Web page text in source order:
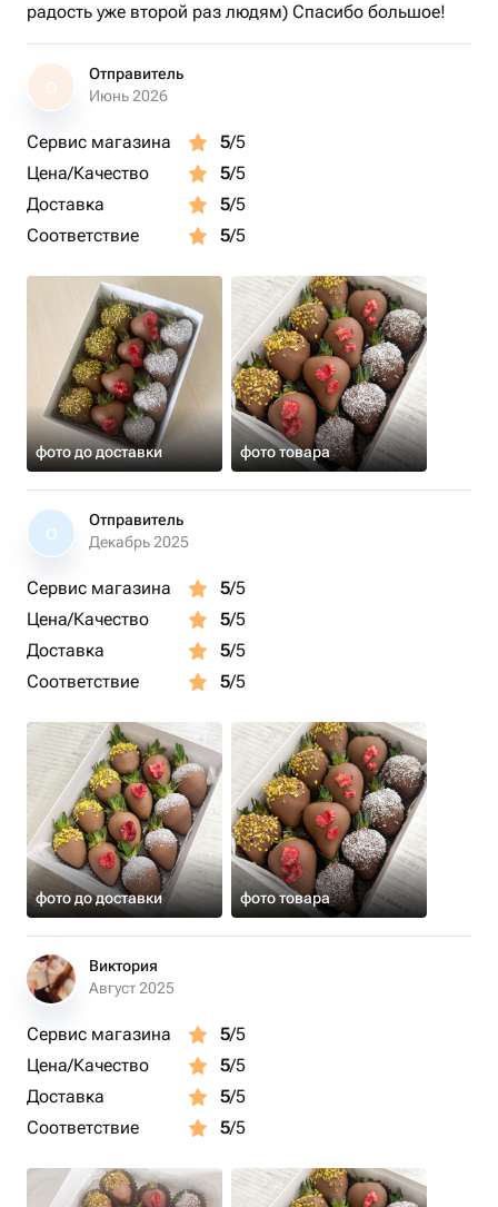
радость уже второй раз людям) Спасибо большое!
О
Отправитель
Июнь 2026
Сервис магазина 5/5
Цена/Качество
5/5
Доставка
5/5
Соответствие
5/5
фото до доставки фото товара
О
Отправитель
Декабрь 2025
Сервис магазина 5/5
Цена/Качество
5/5
Доставка
5/5
Соответствие
5/5
фото до доставки фото товара
Виктория
Август 2025
Сервис магазина 5/5
Цена/Качество
5/5
Доставка
5/5
Соответствие
5/5